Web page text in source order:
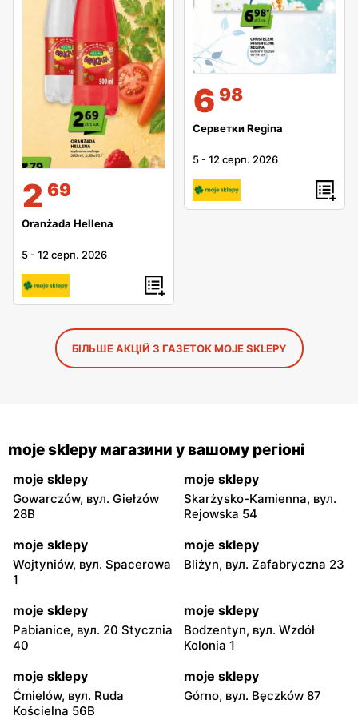
2 69
Oranżada Hellena
5 -12 серп. 2026
6 98
Серветки Regina
5 -12 серп. 2026
БІЛЬШЕ АКЦІЙ З ГАЗЕТОК MOJE SKLEPY
moje sklepy магазини у вашому регіоні
moje sklepy
Gowarczów, вул. Giełzów
28B
moje sklepy
Skarżysko-Kamienna, вул.
Rejowska 54
moje sklepy
Wojtyniów, вул. Spacerowa
1
moje sklepy
Bliżyn, вул. Zafabryczna 23
moje sklepy
Pabianice, вул. 20 Stycznia
40
moje sklepy
Bodzentyn, вул. Wzdół
Kolonia 1
moje sklepy
Ćmielów, вул. Ruda
Kościelna 56B
moje sklepy
Górno, вул. Bęczków 87